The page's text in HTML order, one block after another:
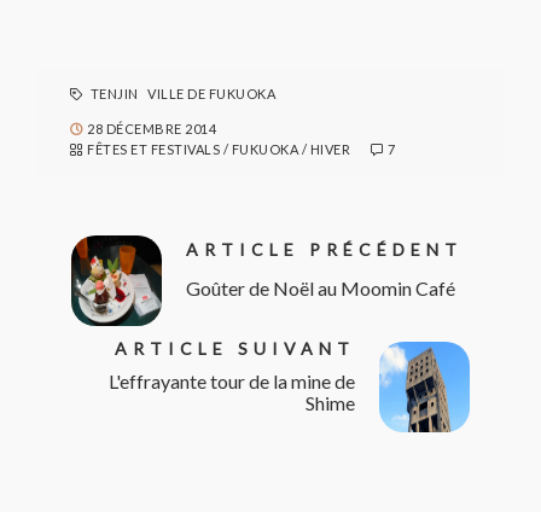
TENJIN VILLE DE FUKUOKA
28 DÉCEMBRE 2014
FÊTES ET FESTIVALS / FUKUOKA / HIVER 7
ARTICLE PRÉCÉDENT
Goûter de Noël au Moomin Café
ARTICLE SUIVANT
L'effrayante tour de la mine de
Shime